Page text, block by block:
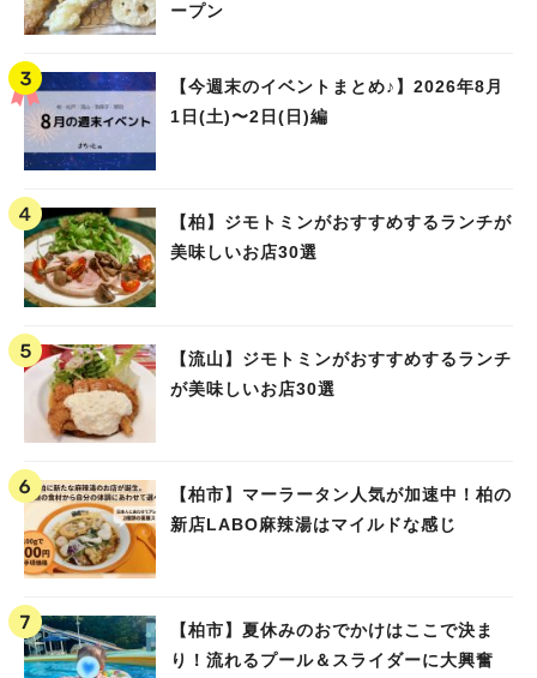
ープン
【今週末のイベントまとめ♪】2026年8月
1日(土)〜2日(日)編
【柏】ジモトミンがおすすめするランチが
美味しいお店30選
【流山】ジモトミンがおすすめするランチ
が美味しいお店30選
【柏市】マーラータン人気が加速中！柏の
新店LABO麻辣湯はマイルドな感じ
【柏市】夏休みのおでかけはここで決ま
り！流れるプール＆スライダーに大興奮